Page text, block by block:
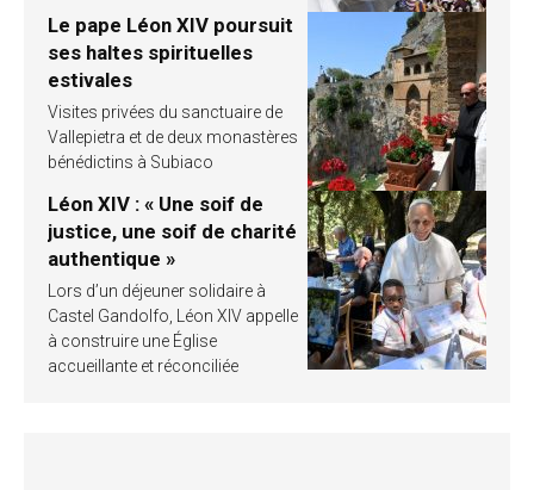
Le pape Léon XIV poursuit
ses haltes spirituelles
estivales
Visites privées du sanctuaire de
Vallepietra et de deux monastères
bénédictins à Subiaco
Léon XIV : « Une soif de
justice, une soif de charité
authentique »
Lors d’un déjeuner solidaire à
Castel Gandolfo, Léon XIV appelle
à construire une Église
accueillante et réconciliée